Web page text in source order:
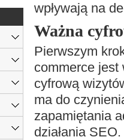
wpływają na
Ważna
Pierwszym
commerce jest
cyfrową
ma do
zapamiętania
działania SEO.